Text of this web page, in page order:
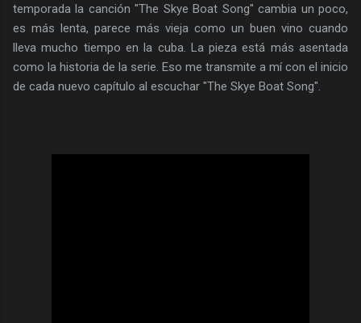
temporada la canción "The Skye Boat Song" cambia un poco,
es más lenta, parece más vieja como un buen vino cuando
lleva mucho tiempo en la cuba. La pieza está más asentada
como la historia de la serie. Eso me transmite a mí con el inicio
de cada nuevo capítulo al escuchar "The Skye Boat Song".